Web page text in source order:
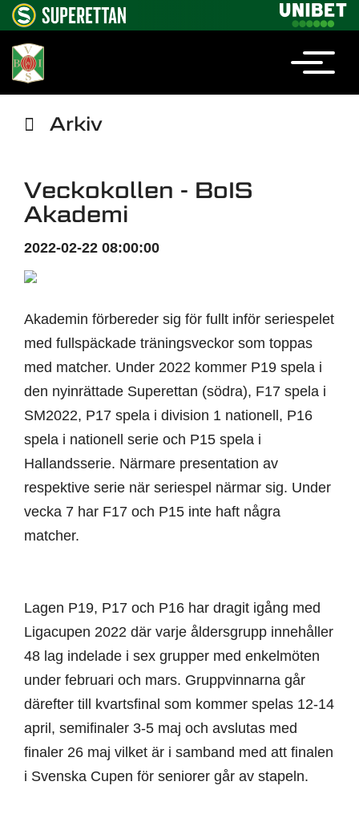
Arkiv
Veckokollen - BoIS
Akademi
2022-02-22 08:00:00
Akademin förbereder sig för fullt inför seriespelet
med fullspäckade träningsveckor som toppas
med matcher. Under 2022 kommer P19 spela i
den nyinrättade Superettan (södra), F17 spela i
SM2022, P17 spela i division 1 nationell, P16
spela i nationell serie och P15 spela i
Hallandsserie. Närmare presentation av
respektive serie när seriespel närmar sig. Under
vecka 7 har F17 och P15 inte haft några
matcher.
Lagen P19, P17 och P16 har dragit igång med
Ligacupen 2022 där varje åldersgrupp innehåller
48 lag indelade i sex grupper med enkelmöten
under februari och mars. Gruppvinnarna går
därefter till kvartsfinal som kommer spelas 12-14
april, semifinaler 3-5 maj och avslutas med
finaler 26 maj vilket är i samband med att finalen
i Svenska Cupen för seniorer går av stapeln.